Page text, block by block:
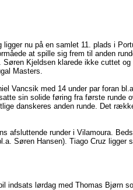
nu på en samlet 11. plads i
at spille sig frem til anden
Kjeldsen klarede ikke cuttet
Masters.
Vancsik med 14 under par foran
sin solide føring fra første runde
danskeres anden runde. Det
afsluttende runder i Vilamoura.
Søren Hansen). Tiago Cruz ligger
indsats lørdag med Thomas Bjørn